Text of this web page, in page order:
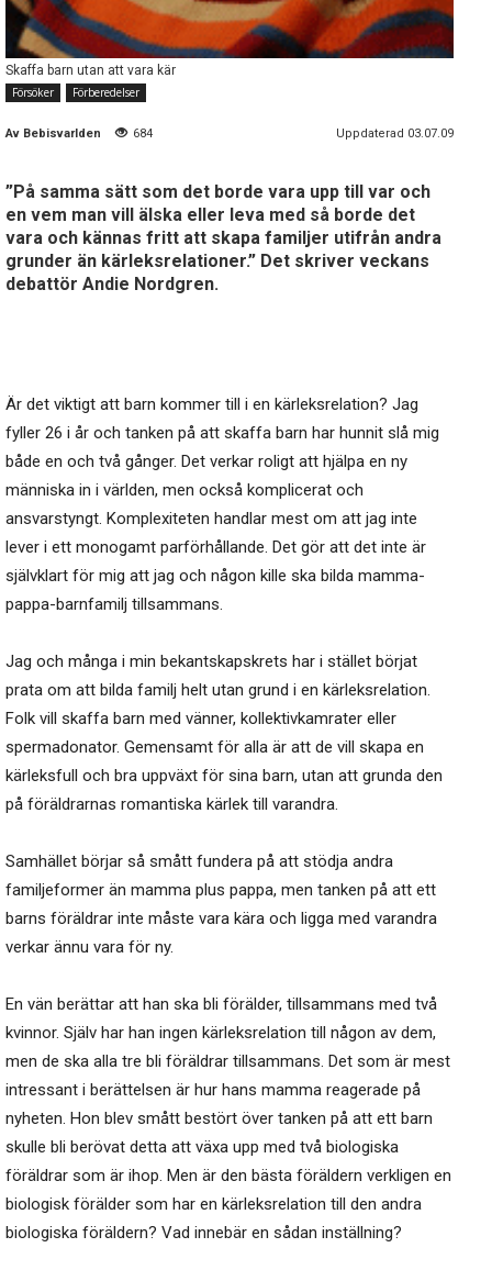
Skaffa barn utan att vara kär
Försöker
Förberedelser
Av Bebisvarlden 684 Uppdaterad 03.07.09
”På samma sätt som det borde vara upp till var och
en vem man vill älska eller leva med så borde det
vara och kännas fritt att skapa familjer utifrån andra
grunder än kärleksrelationer.” Det skriver veckans
debattör Andie Nordgren.
Är det viktigt att barn kommer till i en kärleksrelation? Jag
fyller 26 i år och tanken på att skaffa barn har hunnit slå mig
både en och två gånger. Det verkar roligt att hjälpa en ny
människa in i världen, men också komplicerat och
ansvarstyngt. Komplexiteten handlar mest om att jag inte
lever i ett monogamt parförhållande. Det gör att det inte är
självklart för mig att jag och någon kille ska bilda mamma-
pappa-barnfamilj tillsammans.
Jag och många i min bekantskapskrets har i stället börjat
prata om att bilda familj helt utan grund i en kärleksrelation.
Folk vill skaffa barn med vänner, kollektivkamrater eller
spermadonator. Gemensamt för alla är att de vill skapa en
kärleksfull och bra uppväxt för sina barn, utan att grunda den
på föräldrarnas romantiska kärlek till varandra.
Samhället börjar så smått fundera på att stödja andra
familjeformer än mamma plus pappa, men tanken på att ett
barns föräldrar inte måste vara kära och ligga med varandra
verkar ännu vara för ny.
En vän berättar att han ska bli förälder, tillsammans med två
kvinnor. Själv har han ingen kärleksrelation till någon av dem,
men de ska alla tre bli föräldrar tillsammans. Det som är mest
intressant i berättelsen är hur hans mamma reagerade på
nyheten. Hon blev smått bestört över tanken på att ett barn
skulle bli berövat detta att växa upp med två biologiska
föräldrar som är ihop. Men är den bästa föräldern verkligen en
biologisk förälder som har en kärleksrelation till den andra
biologiska föräldern? Vad innebär en sådan inställning?